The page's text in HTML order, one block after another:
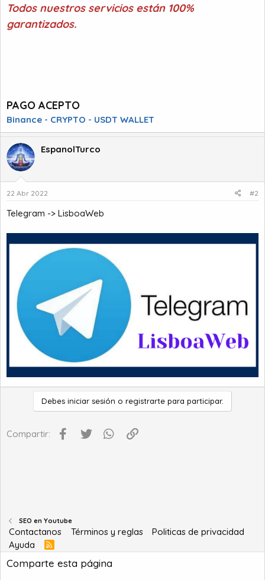
Todos nuestros servicios están 100%
garantizados.
PAGO ACEPTO
Binance - CRYPTO - USDT WALLET
EspanolTurco
22 Abr 2022 #2
Telegram -> LisboaWeb
Debes iniciar sesión o registrarte para participar.
Compartir: Facebook
Twitter WhatsApp
SEO en Youtube
Contactanos Términos y reglas
Politicas de privacidad
Ayuda
R
S
S
Comparte esta página